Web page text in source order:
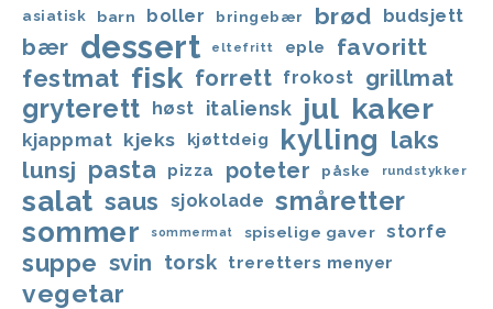
asiatisk barn boller bringebær brød budsjett
bær dessert eltefritt eple favoritt
festmat fisk forrett frokost grillmat
gryterett høst italiensk jul kaker
kjappmat kjeks kjøttdeig kylling laks
lunsj pasta pizza poteter påske rundstykker
salat saus sjokolade småretter
sommer sommermat spiselige gaver storfe
suppe svin torsk treretters menyer
vegetar